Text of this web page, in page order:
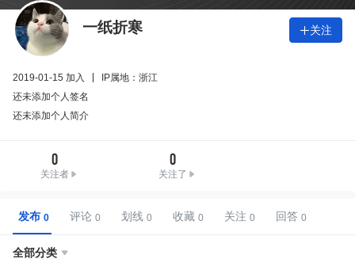
一纸折寒 关注
2019-01-15 加入
IP属地：浙江
还未添加个人签名
还未添加个人简介
0
关注者
0
关注了
发布 评论 划线 收藏 关注 回答
全部分类 